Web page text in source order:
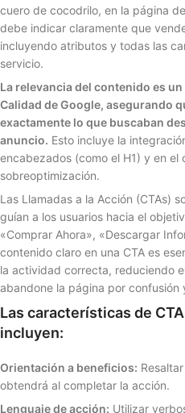
cuero de cocodrilo, en la página
debe indicar claramente que
incluyendo atributos y todas las
servicio.
La relevancia del contenido es
Calidad de Google, asegurando
exactamente lo que buscaban
anuncio. Esto incluye la
encabezados (como el H1) y en
sobreoptimización.
Las Llamadas a la Acción (CTAs)
guían a los usuarios hacia el
«Comprar Ahora», «Descargar
contenido claro en una CTA es
la actividad correcta, reduciendo
abandone la página por confusión
Las características de
incluyen:
Orientación a beneficios:
obtendrá al completar la acción.
Lenguaje de acción: Utilizar